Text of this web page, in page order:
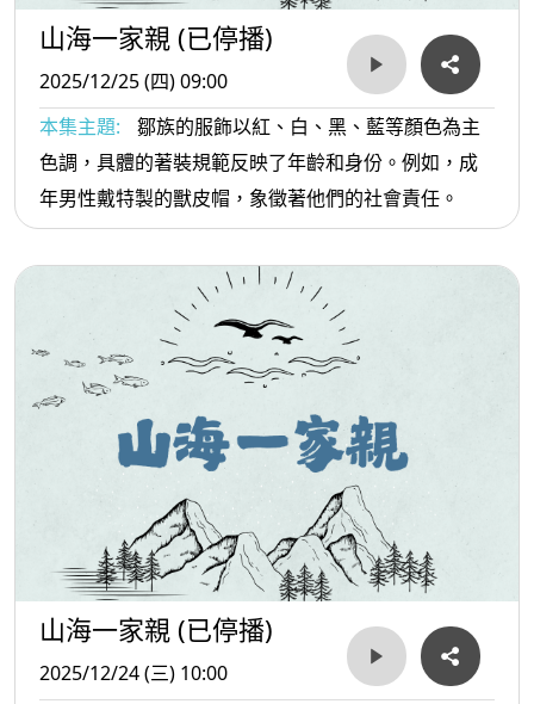
山海一家親 (已停播)
2025/12/25 (四) 09:00
本集主題:
鄒族的服飾以紅、白、黑、藍等顏色為主
色調，具體的著裝規範反映了年齡和身份。例如，成
年男性戴特製的獸皮帽，象徵著他們的社會責任。
山海一家親 (已停播)
2025/12/24 (三) 10:00